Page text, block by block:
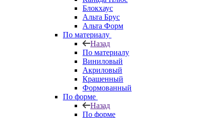
Блокхаус
Альта Брус
Альта Форм
По материалу
Назад
По материалу
Виниловый
Акриловый
Крашенный
Формованный
По форме
Назад
По форме